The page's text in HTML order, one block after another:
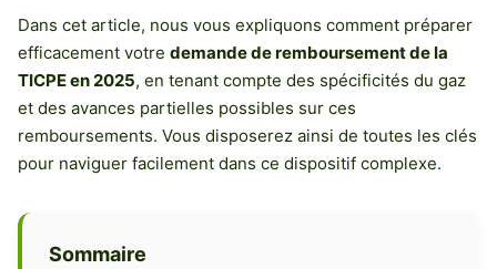
Dans cet article, nous vous expliquons comment préparer
efficacement votre demande de remboursement de la
TICPE en 2025, en tenant compte des spécificités du gaz
et des avances partielles possibles sur ces
remboursements. Vous disposerez ainsi de toutes les clés
pour naviguer facilement dans ce dispositif complexe.
Sommaire